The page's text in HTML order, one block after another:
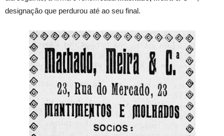
designação que perdurou até ao seu final.